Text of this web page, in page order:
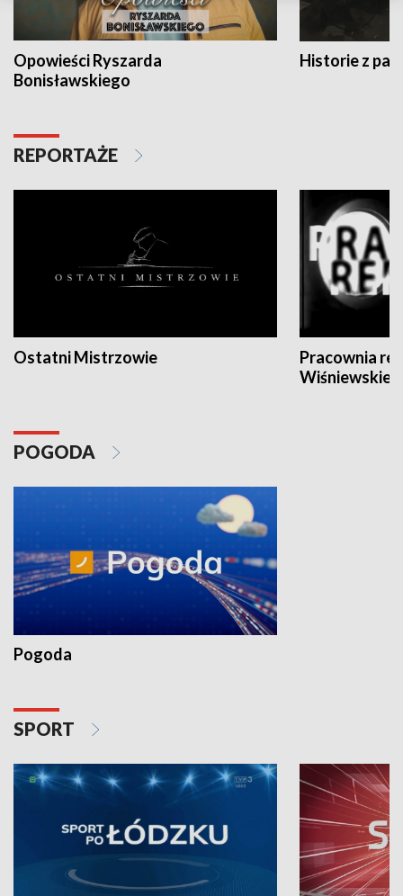
Opowieści Ryszarda
Bonisławskiego
Historie z
REPORTAŻE
Ostatni Mistrzowie
Pracownia
POGODA
Pogoda
SPORT